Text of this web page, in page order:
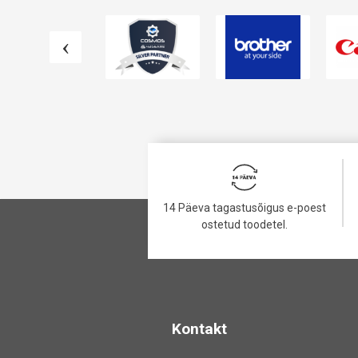
14 Päeva tagastusõigus e-poest
ostetud toodetel.
Kontakt